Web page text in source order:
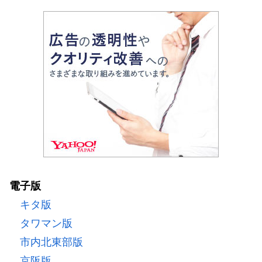
電子版
キタ版
タワマン版
市内北東部版